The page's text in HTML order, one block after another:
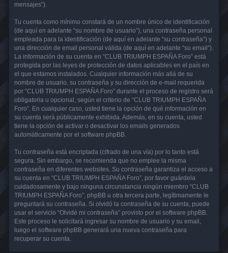
mensajes”).
Tu cuenta como mínimo constará de un nombre único de identificación
(de aquí en adelante “su nombre de usuario”), una contraseña personal
empleada para la identificación (de aquí en adelante “su contraseña”) y
una dirección de email personal válida (de aquí en adelante “su email”).
La información de su cuenta en “CLUB TRIUMPH ESPAÑA Foro” está
protegida por las leyes de protección de datos aplicables en el país en
el que estamos instalados. Cualquier información más allá de su
nombre de usuario, su contraseña y su dirección de e-mail requerida
por “CLUB TRIUMPH ESPAÑA Foro” durante el proceso de registro será
obligatoria u opcional, según el criterio de “CLUB TRIUMPH ESPAÑA
Foro”. En cualquier caso, usted tiene la opción de qué información en
su cuenta será públicamente exhibida. Además, en su cuenta, usted
tiene la opción de activar o desactivar los emails generados
automáticamente por el software phpBB.
Tu contraseña está encriptada (cifrado de una vía) por lo tanto está
segura. Sin embargo, se recomienda que no emplee la misma
contraseña en diferentes websites. Su contraseña garantiza el acceso a
su cuenta en “CLUB TRIUMPH ESPAÑA Foro”, por favor guárdela
cuidadosamente y bajo ninguna circunstancia ningún miembro “CLUB
TRIUMPH ESPAÑA Foro”, phpBB u otra tercera parte, legítimamente le
preguntará su contraseña. Si olvidó la contraseña de su cuenta, puede
usar el servicio “Olvidé mi contraseña” provisto por el software phpBB.
Este proceso le solicitará ingresar su nombre de usuario y su email,
luego el software phpBB generará una nueva contraseña para
recuperar su cuenta.